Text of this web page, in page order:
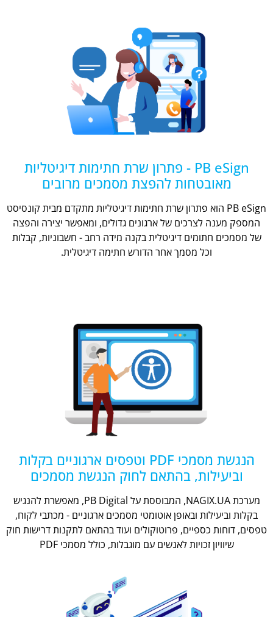
PB eSign - פתרון שרת חתימות דיגיטליות
מאובטחות להפצת מסמכים מרובים
PB eSign הוא פתרון שרת חתימות דיגיטליות מתקדם מבית קונסיסט
המספק מענה לצרכים של ארגונים גדולים, ומאפשר יצירה והפצה
של מסמכים חתומים דיגיטלית בקנה מידה רחב - חשבוניות, קבלות
וכל מסמך אחר הדורש חתימה דיגיטלית.
הנגשת מסמכי PDF וטפסים ארגוניים בקלות
וביעילות, בהתאם לחוק הנגשת מסמכים
מערכת NAGIX.UA, המבוססת על PB Digital, מאפשרת להנגיש
בקלות וביעילות ובאופן אוטומטי מסמכים ארגוניים - מכתבי לקוח,
טפסים, דוחות כספיים, פרוטוקולים ועוד בהתאם לתקנות דרישות חוק
שיוויון זכויות לאנשים עם מוגבלות, כולל מסמכי PDF